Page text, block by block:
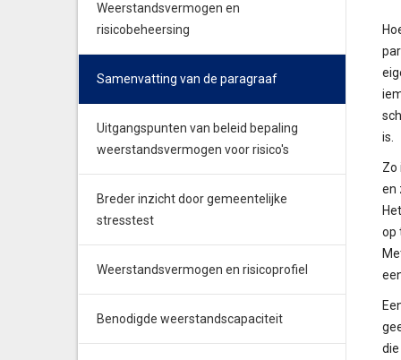
is.
Zo
en
op
Weerstandsvermogen en
risicobeheersing
Samenvatting van de paragraaf
Uitgangspunten van beleid bepaling
weerstandsvermogen voor risico's
Breder inzicht door gemeentelijke
stresstest
Weerstandsvermogen en risicoprofiel
Benodigde weerstandscapaciteit